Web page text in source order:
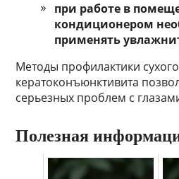
при работе в
кондиционером
применять
Методы профилактики сухого
кератоконъюнктивита
серьезных проблем с
Полезная